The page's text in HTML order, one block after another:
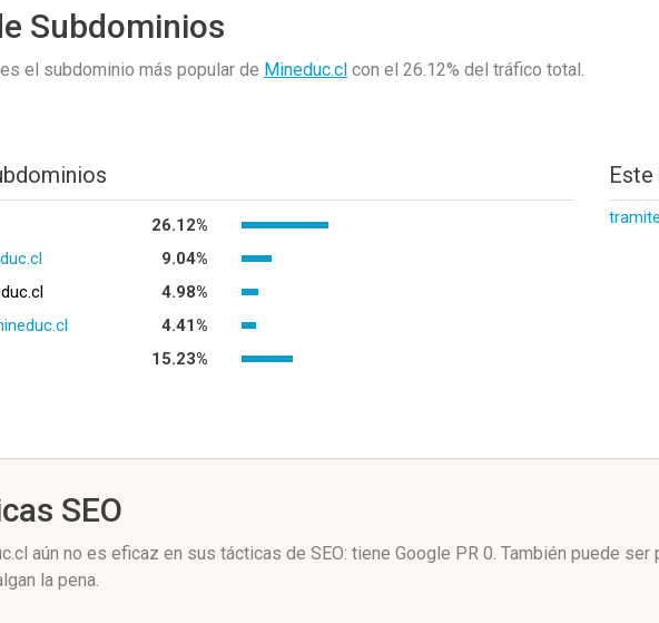
Subdominios
es el subdominio más popular de Mineduc.cl con el 26.12% del tráfico total.
26.12%
9.04%
4.98%
4.41%
15.23%
SEO
aún no es eficaz en sus tácticas de SEO: tiene Google PR 0. También puede
la pena.